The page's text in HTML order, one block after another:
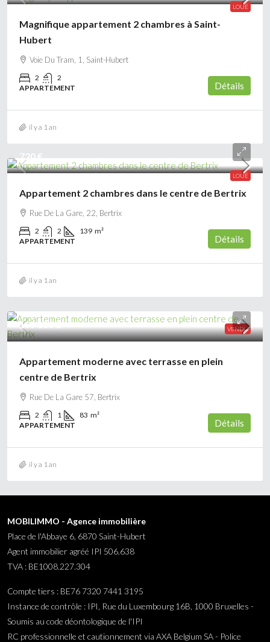
LOUÉ
Magnifique appartement 2 chambres à Saint-
Hubert
Voie Du Tram, 1, Saint-Hubert
2
2
APPARTEMENT
Détails
il y a 1 an
LOUÉ
720 €
Appartement 2 chambres dans le centre de Bertrix
Rue De La Gare, 22, Bertrix
2 2 139 m²
APPARTEMENT
Détails
il y a 1 an
VENDU
199 000 €
Appartement moderne avec terrasse en plein
centre de Bertrix
Rue De La Gare 57, Bertrix
2 1 83 m²
APPARTEMENT
Détails
il y a 1 an
MOBILIMMO - Agence immobilière
Place de l'Abbaye 6, 6870 Saint-Hubert
Agent immobilier agréé IPI 506.638
TVA : BE1008.227.304
Compte tiers : BE76 7320 7441 3195
Instance de contrôle : IPI, Rue du Luxembourg 16B, 1000 Bruxelles -
Soumis au code déontologique de l'IPI
RC professionnelle et cautionnement via AXA Belgium SA - Police